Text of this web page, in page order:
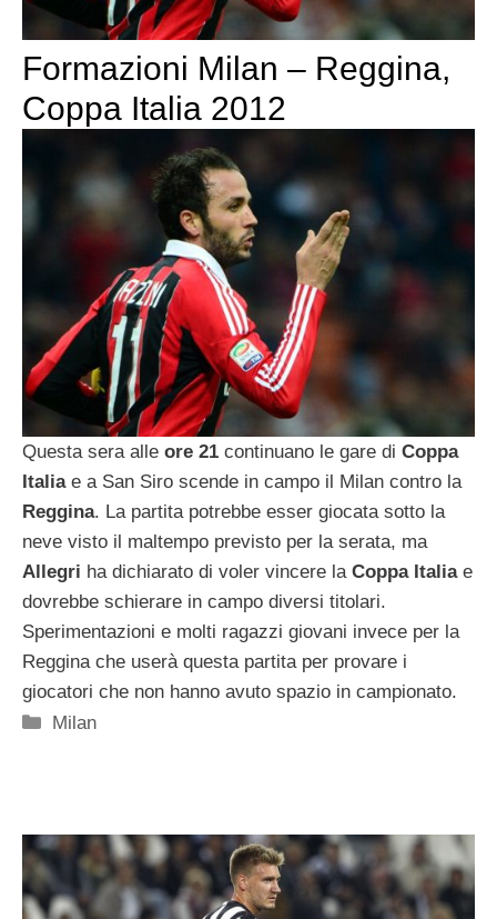
Formazioni Milan – Reggina,
Coppa Italia 2012
Questa sera alle ore 21 continuano le gare di Coppa
Italiae a San Siro scende in campo il Milan contro la
Reggina. La partita potrebbe esser giocata sotto la
neve visto il maltempo previsto per la serata, ma
Allegri ha dichiarato di voler vincere la Coppa Italiae
dovrebbe schierare in campo diversi titolari.
Sperimentazioni e molti ragazzi giovani invece per la
Reggina che userà questa partita per provare i
giocatori che non hanno avuto spazio in campionato.
Categorie
Milan